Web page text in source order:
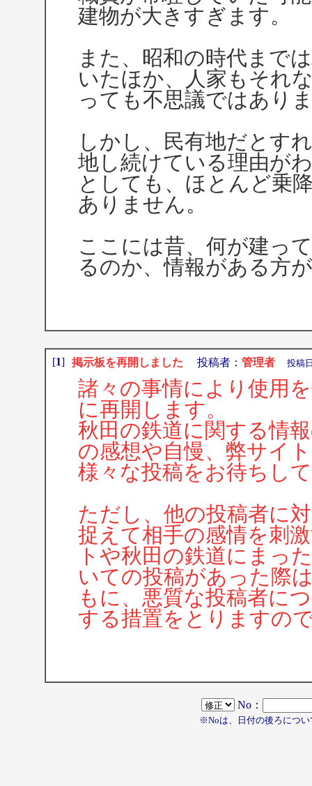
建物が大きすぎます。
また、昭和の時代まで
いたほか、人家もそれ
っても不思議ではあり
しかし、民有地だとす
地し続けている理由が
としても、ほとんど乗
ありません。
ここには昔、何が建っ
るのか、情報がある方
[1] 掲示板を再開しました 投稿者： 管理者 投稿
諸々の事情により使用
に再開します。
秋田の鉄道に関する情
の感想や自慢、弊サイ
様々な投稿をお待ちし
ただし、他の投稿者に
捉えて相手の感情を刺
トや秋田の鉄道にまっ
いての投稿があった際
もに、悪質な投稿者に
する措置をとりますの
No：
※Noは、日付の後ろにつ